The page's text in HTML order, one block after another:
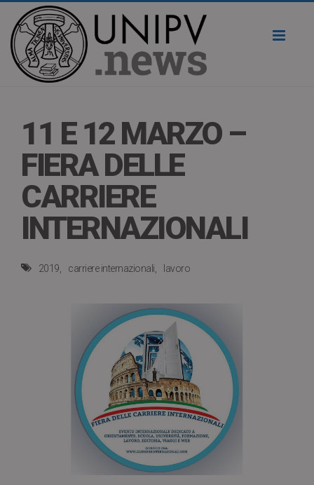
11 E 12 MARZO –
FIERA DELLE
CARRIERE
INTERNAZIONALI
2019 carriere internazionali lavoro